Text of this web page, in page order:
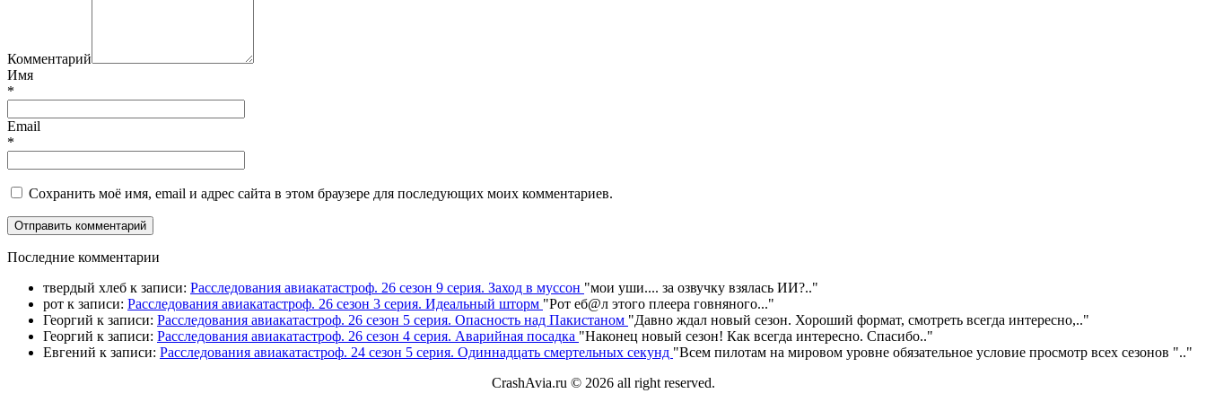
Комментарий
Имя
*
Email
*
Сохранить моё имя, email и адрес сайта в этом браузере для последующих моих комментариев.
Последние комментарии
твердый хлеб к записи: Расследования авиакатастроф. 26 сезон 9 серия. Заход в муссон "мои уши.... за озвучку взялась ИИ?.."
рот к записи: Расследования авиакатастроф. 26 сезон 3 серия. Идеальный шторм "Рот еб@л этого плеера говняного..."
Георгий к записи: Расследования авиакатастроф. 26 сезон 5 серия. Опасность над Пакистаном "Давно ждал новый сезон. Хороший формат, смотреть всегда интересно,.."
Георгий к записи: Расследования авиакатастроф. 26 сезон 4 серия. Аварийная посадка "Наконец новый сезон! Как всегда интересно. Спасибо.."
Евгений к записи: Расследования авиакатастроф. 24 сезон 5 серия. Одиннадцать смертельных секунд "Всем пилотам на мировом уровне обязательное условие просмотр всех сезонов ".."
CrashAvia.ru © 2026 all right reserved.